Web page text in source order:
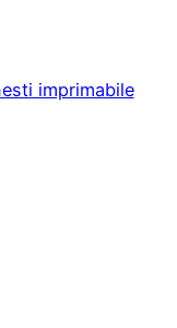
imprimabile